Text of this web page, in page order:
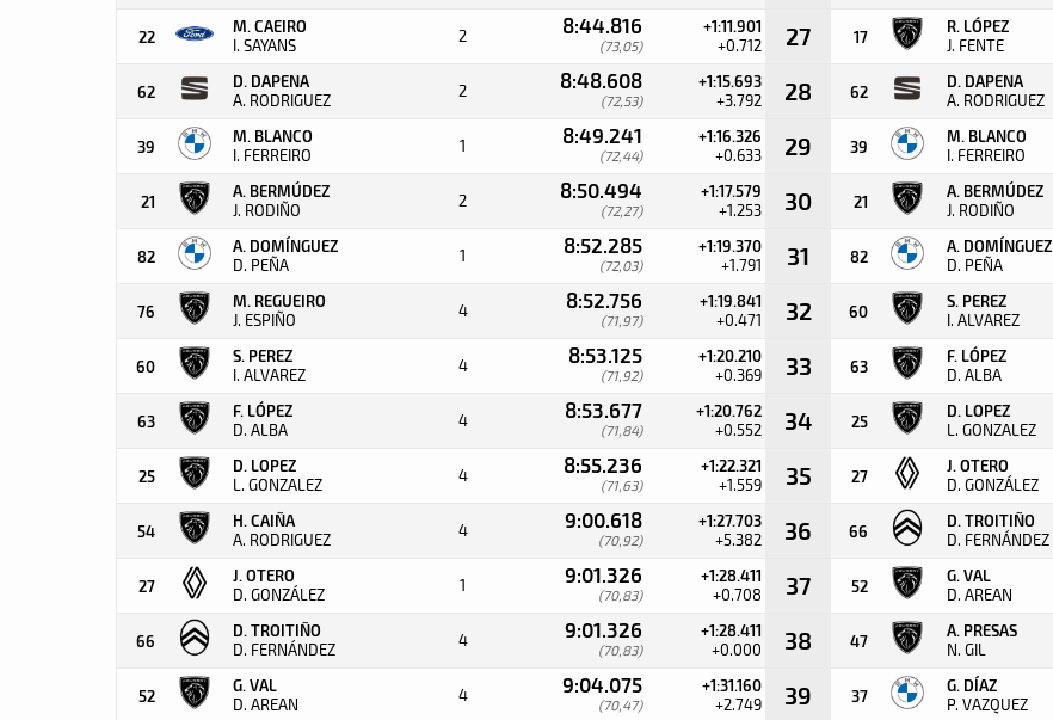
22
M. CAEIRO
I. SAYANS 2 8:44.816
(73,05)
+1:11.901
+0.712 27 17
R. LÓPEZ
J. FENTE
62
D. DAPENA
A. RODRIGUEZ 2 8:48.608
(72,53)
+1:15.693
+3.792 28 62
D. DAPENA
A. RODRIGUEZ
39
M. BLANCO
I. FERREIRO 1 8:49.241
(72,44)
+1:16.326
+0.633 29 39
M. BLANCO
I. FERREIRO
21
A. BERMÚDEZ
J. RODIÑO 2 8:50.494
(72,27)
+1:17.579
+1.253 30 21
A. BERMÚDEZ
J. RODIÑO
82
A. DOMÍNGUEZ
D. PEÑA 1 8:52.285
(72,03)
+1:19.370
+1.791 31 82
A. DOMÍNGUEZ
D. PEÑA
76
M. REGUEIRO
J. ESPIÑO 4 8:52.756
(71,97)
+1:19.841
+0.471 32 60
S. PEREZ
I. ALVAREZ
60
S. PEREZ
I. ALVAREZ 4 8:53.125
(71,92)
+1:20.210
+0.369 33 63
F. LÓPEZ
D. ALBA
63
F. LÓPEZ
D. ALBA 4 8:53.677
(71,84)
+1:20.762
+0.552 34 25
D. LOPEZ
L. GONZALEZ
25
D. LOPEZ
L. GONZALEZ 4 8:55.236
(71,63)
+1:22.321
+1.559 35 27
J. OTERO
D. GONZÁLEZ
54
H. CAIÑA
A. RODRIGUEZ 4 9:00.618
(70,92)
+1:27.703
+5.382 36 66
D. TROITIÑO
D. FERNÁNDEZ
27
J. OTERO
D. GONZÁLEZ 1 9:01.326
(70,83)
+1:28.411
+0.708 37 52
G. VAL
D. AREAN
66
D. TROITIÑO
D. FERNÁNDEZ 4 9:01.326
(70,83)
+1:28.411
+0.000 38 47
A. PRESAS
N. GIL
52
G. VAL
D. AREAN 4 9:04.075
(70,47)
+1:31.160
+2.749 39 37
G. DÍAZ
P. VAZQUEZ